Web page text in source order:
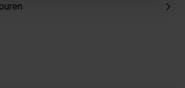
en beperkte analytische cookies